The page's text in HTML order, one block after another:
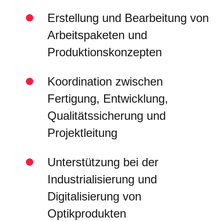
Erstellung und Bearbeitung von
Arbeitspaketen und
Produktionskonzepten
Koordination zwischen
Fertigung, Entwicklung,
Qualitätssicherung und
Projektleitung
Unterstützung bei der
Industrialisierung und
Digitalisierung von
Optikprodukten